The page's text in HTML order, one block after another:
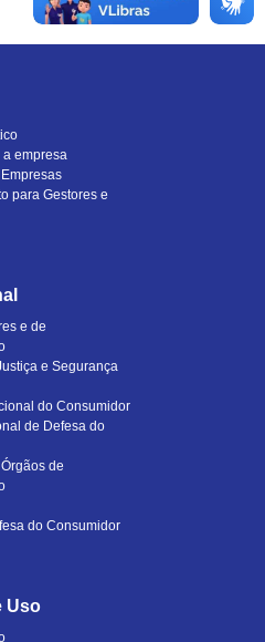
a empresa
para Gestores e
e de
e Segurança
do Consumidor
de Defesa do
de
do Consumidor
Uso